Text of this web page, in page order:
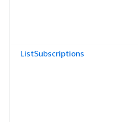
ListSubscriptions